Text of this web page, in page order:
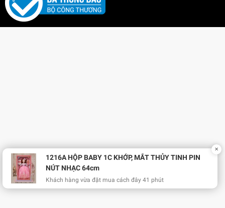
1216A HỘP BABY 1C KHỚP, MẮT THỦY TINH PIN
NÚT NHẠC 64cm
Khách hàng vừa đặt mua cách đây 41 phút
✕